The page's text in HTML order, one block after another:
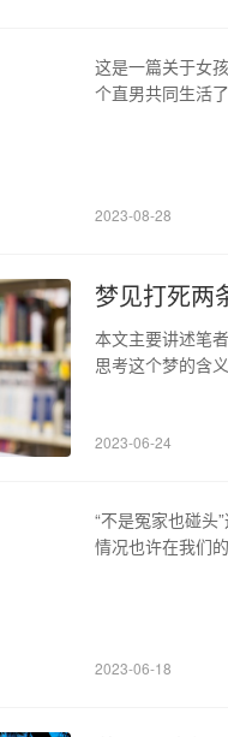
这是一篇关于女
个直男共同生活
2023-08-28
梦见打死两
本文主要讲述笔
思考这个梦的含
止于此。 2、蛇
2023-06-24
“不是冤家也碰头
情况也许在我们
2023-06-18